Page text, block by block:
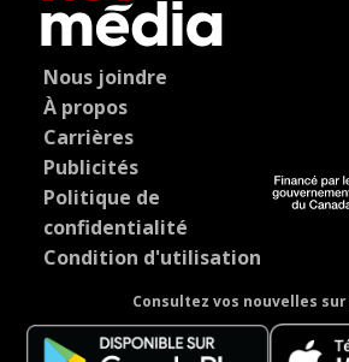
Nous joindre
À propos
Carrières
Publicités
Politique de
confidentialité
Condition d'utilisation
Consultez vos nouvelles